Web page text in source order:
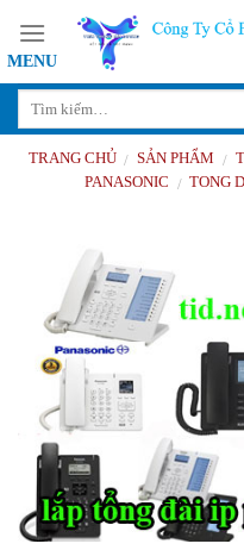
content
TRANG CHỦ / SẢN PHẨM /
PANASONIC / TONG